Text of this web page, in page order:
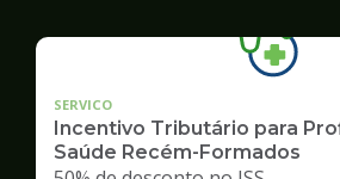
SERVICO
Incentivo Tributário para
Saúde Recém-Formados